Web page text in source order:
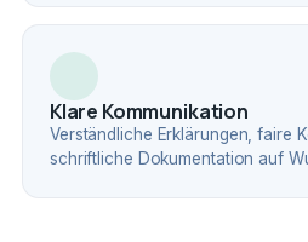
Klare Kommunikation
Verständliche Erklärungen, faire
schriftliche Dokumentation auf